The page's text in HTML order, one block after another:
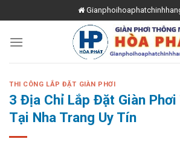
to
content
THI CÔNG LẮP ĐẶT GIÀN PHƠI
3 Địa Chỉ Lắp Đặt Giàn
Tại Nha Trang Uy Tín